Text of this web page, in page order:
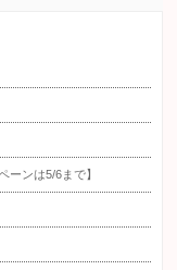
ーンは5/6まで】